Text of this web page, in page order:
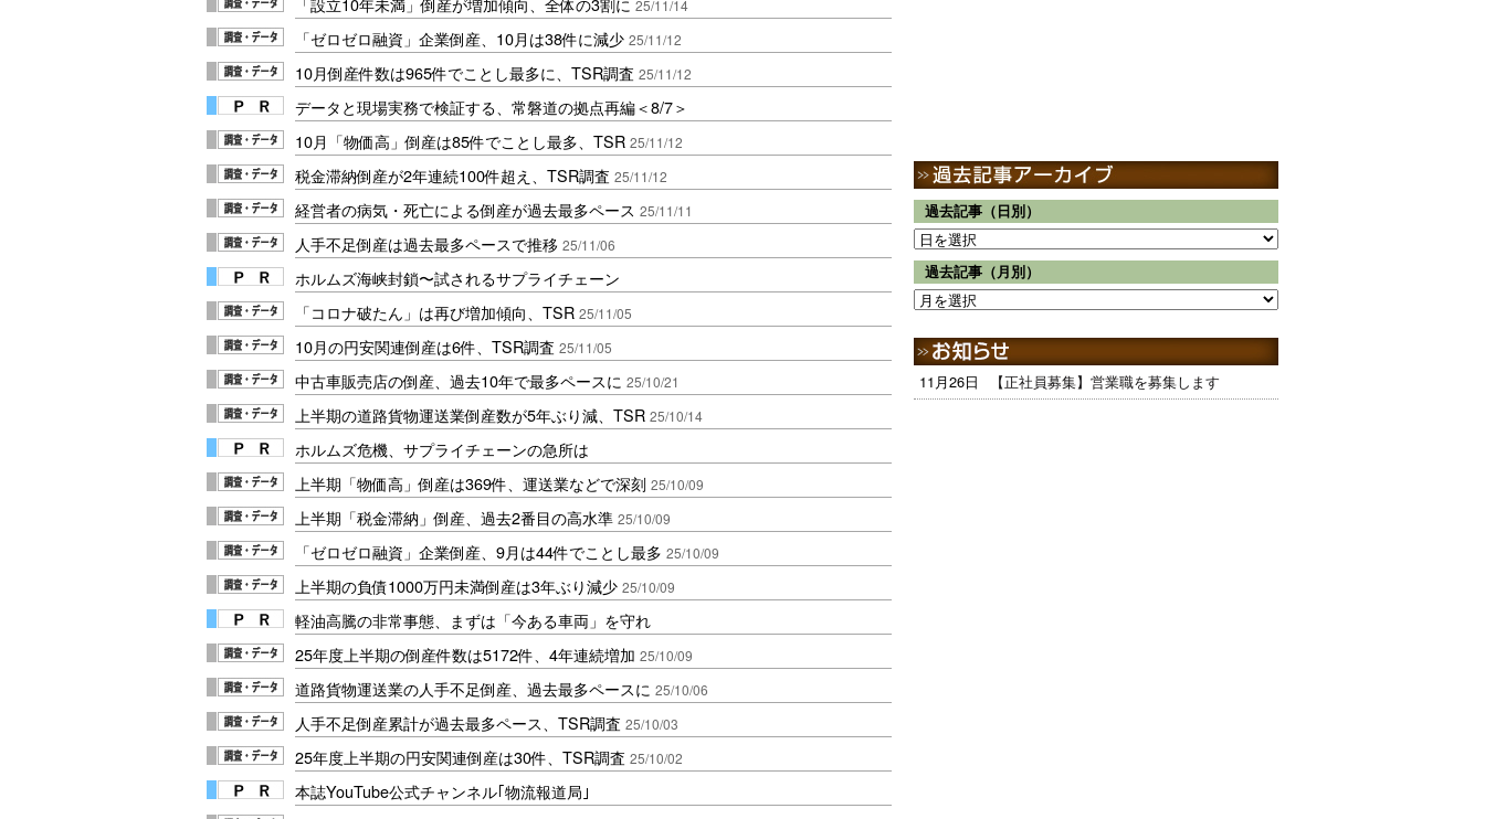
25/11/14
「ゼロゼロ融資」企業倒産、10月は38件に減少 25/11/12
10月倒産件数は965件でことし最多に、TSR調査 25/11/12
データと現場実務で検証する、常磐道の拠点再編＜8/7＞
10月「物価高」倒産は85件でことし最多、TSR 25/11/12
税金滞納倒産が2年連続100件超え、TSR調査 25/11/12
経営者の病気・死亡による倒産が過去最多ペース 25/11/11
人手不足倒産は過去最多ペースで推移 25/11/06
ホルムズ海峡封鎖〜試されるサプライチェーン
「コロナ破たん」は再び増加傾向、TSR 25/11/05
10月の円安関連倒産は6件、TSR調査 25/11/05
中古車販売店の倒産、過去10年で最多ペースに 25/10/21
上半期の道路貨物運送業倒産数が5年ぶり減、TSR 25/10/14
ホルムズ危機、サプライチェーンの急所は
上半期「物価高」倒産は369件、運送業などで深刻 25/10/09
上半期「税金滞納」倒産、過去2番目の高水準 25/10/09
「ゼロゼロ融資」企業倒産、9月は44件でことし最多 25/10/09
上半期の負債1000万円未満倒産は3年ぶり減少 25/10/09
軽油高騰の非常事態、まずは「今ある車両」を守れ
25年度上半期の倒産件数は5172件、4年連続増加 25/10/09
道路貨物運送業の人手不足倒産、過去最多ペースに 25/10/06
人手不足倒産累計が過去最多ペース、TSR調査 25/10/03
25年度上半期の円安関連倒産は30件、TSR調査 25/10/02
本誌YouTube公式チャンネル｢物流報道局｣
過去記事（日別）
過去記事（月別）
11月26日 【正社員募集】営業職を募集します